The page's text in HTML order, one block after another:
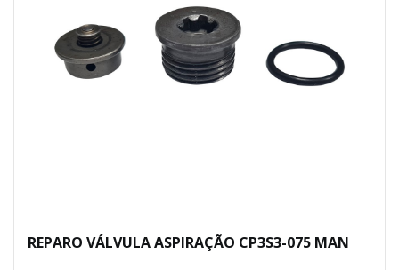
REPARO VÁLVULA ASPIRAÇÃO CP3S3-075 MAN